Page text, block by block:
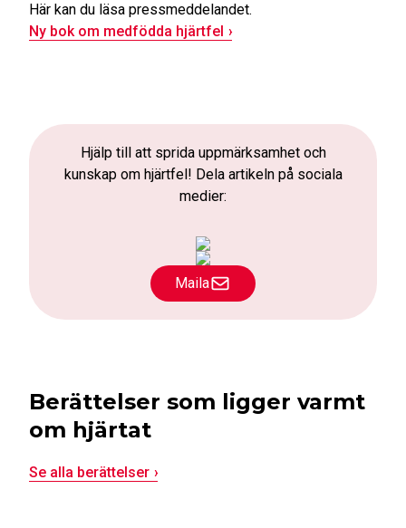
Här kan du läsa pressmeddelandet.
Ny bok om medfödda hjärtfel
Hjälp till att sprida uppmärksamhet och
kunskap om hjärtfel! Dela artikeln på sociala
medier:
Maila
Berättelser som ligger varmt
om hjärtat
Se alla berättelser